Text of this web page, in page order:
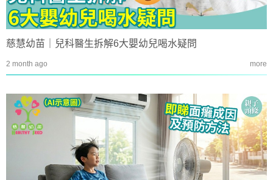
慈慧幼苗｜兒科醫生拆解6大嬰幼兒喝水疑問
2 month ago more